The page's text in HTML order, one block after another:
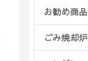
お勧め商品
ごみ焼却炉